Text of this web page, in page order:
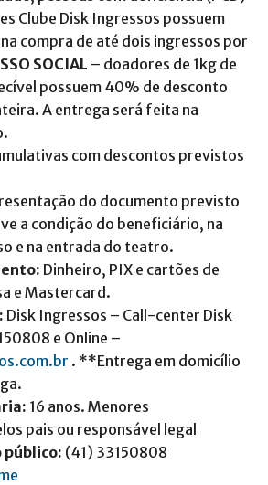
Clube Disk Ingressos possuem
compra de até dois ingressos por
SOCIAL – doadores de 1kg de
possuem 40% de desconto
A entrega será feita na
com descontos previstos
do documento previsto
a condição do beneficiário, na
e na entrada do teatro.
Dinheiro, PIX e cartões de
e Mastercard.
Disk Ingressos – Call-center Disk
e Online –
. **Entrega em domicílio
16 anos. Menores
pais ou responsável legal
público: (41) 33150808